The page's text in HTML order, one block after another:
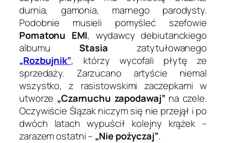
durnia, gamonia, marnego parodysty.
Podobnie musieli pomyśleć szefowie
Pomatonu EMI, wydawcy debiutanckiego
albumuStasia zatytułowanego
„Rozbujnik”, którzy wycofali płytę ze
sprzedaży. Zarzucano artyście niemal
wszystko, z rasistowskimi zaczepkami w
utworze „Czarnuchu zapodawaj” na czele.
Oczywiście Ślązak niczym się nie przejął i po
dwóch latach wypuścił kolejny krążek –
zarazem ostatni – „Nie pożyczaj”.